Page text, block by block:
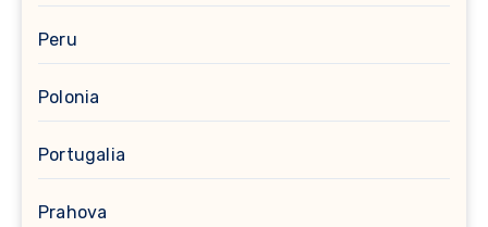
Peru
Polonia
Portugalia
Prahova